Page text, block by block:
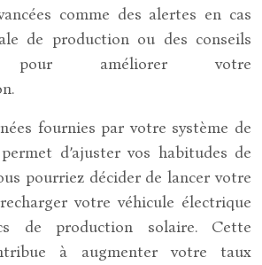
comme des alertes en cas
de production ou des conseils
pour améliorer votre
fournies par votre système de
d’ajuster vos habitudes de
pourriez décider de lancer votre
votre véhicule électrique
de production solaire. Cette
à augmenter votre taux